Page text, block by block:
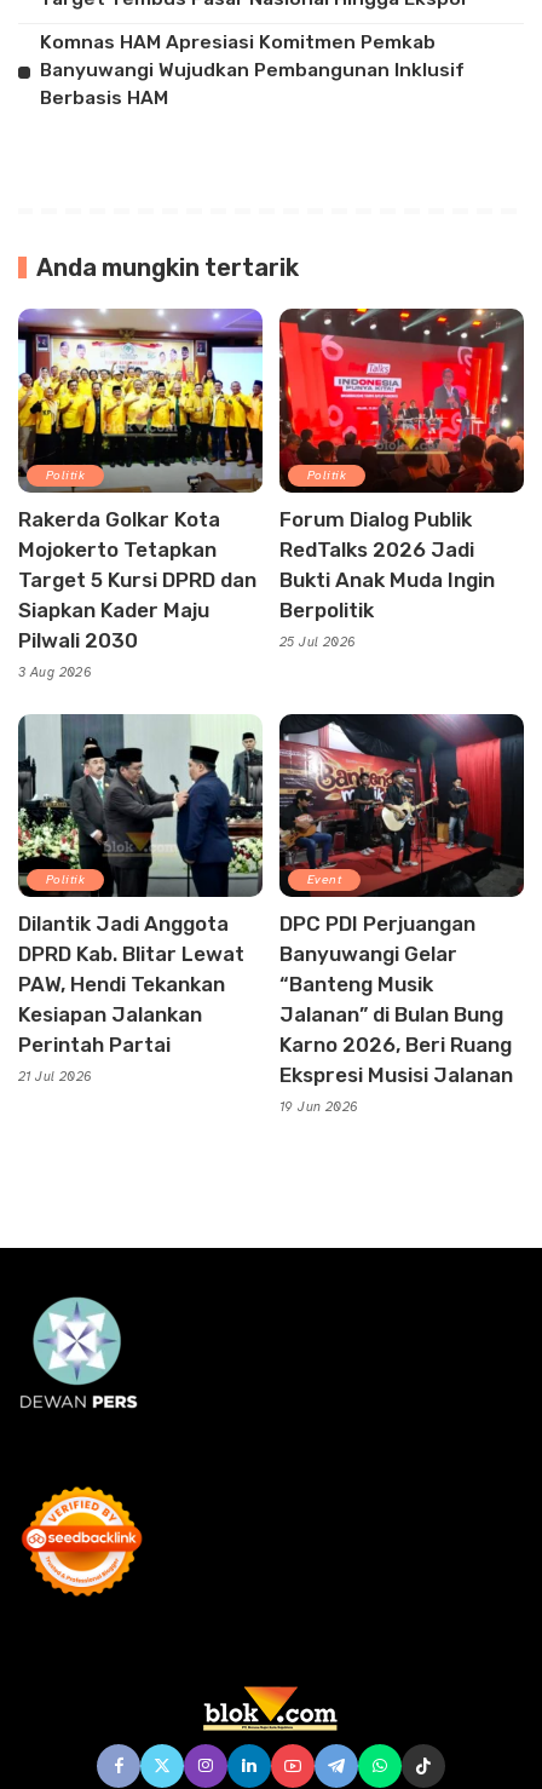
Komnas HAM Apresiasi Komitmen Pemkab
Banyuwangi Wujudkan Pembangunan Inklusif
Berbasis HAM
Anda mungkin tertarik
Politik
Rakerda Golkar Kota
Mojokerto Tetapkan
Target 5 Kursi DPRD dan
Siapkan Kader Maju
Pilwali 2030
3 Aug 2026
Politik
Forum Dialog Publik
RedTalks 2026 Jadi
Bukti Anak Muda Ingin
Berpolitik
25 Jul 2026
Politik
Dilantik Jadi Anggota
DPRD Kab. Blitar Lewat
PAW, Hendi Tekankan
Kesiapan Jalankan
Perintah Partai
21 Jul 2026
Event
DPC PDI Perjuangan
Banyuwangi Gelar
“Banteng Musik
Jalanan” di Bulan Bung
Karno 2026, Beri Ruang
Ekspresi Musisi Jalanan
19 Jun 2026